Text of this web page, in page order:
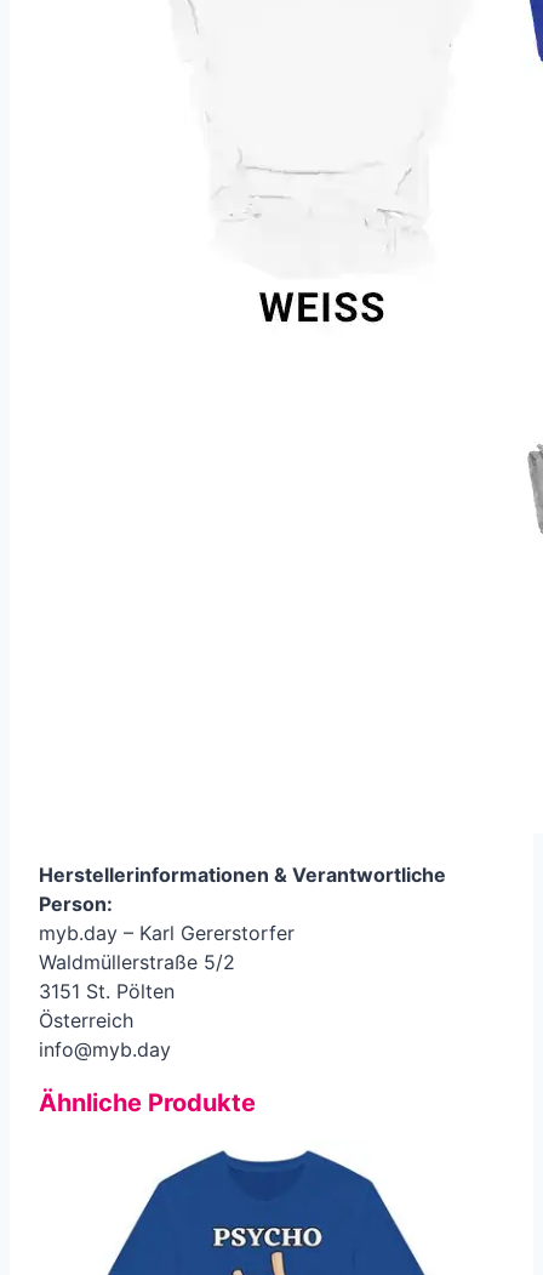
Herstellerinformationen & Verantwortliche
Person:
myb.day – Karl Gererstorfer
Waldmüllerstraße 5/2
3151 St. Pölten
Österreich
info@myb.day
Ähnliche Produkte